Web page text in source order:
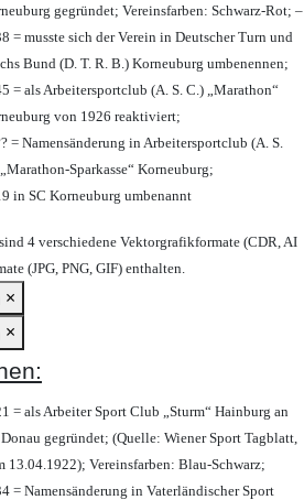
gegründet; Vereinsfarben: Schwarz-Rot; –
= musste sich der Verein in Deutscher Turn und
Bund (D. T. R. B.) Korneuburg umbenennen;
= als Arbeitersportclub (A. S. C.) „Marathon“
von 1926 reaktiviert;
= Namensänderung in Arbeitersportclub (A. S.
Sparkasse“ Korneuburg;
in SC Korneuburg umbenannt
4 verschiedene Vektorgrafikformate (CDR, AI
(JPG, PNG, GIF) enthalten.
×
×
= als Arbeiter Sport Club „Sturm“ Hainburg an
gegründet; (Quelle: Wiener Sport Tagblatt,
13.04.1922); Vereinsfarben: Blau-Schwarz;
= Namensänderung in Vaterländischer Sport